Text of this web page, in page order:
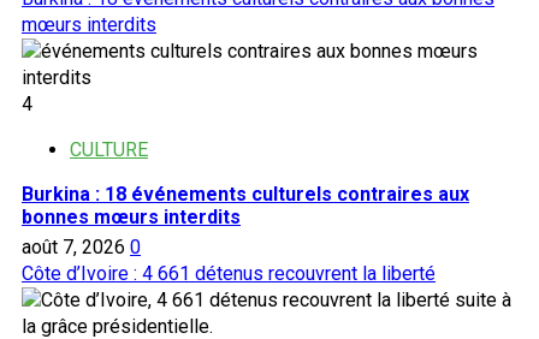
mœurs interdits
4
CULTURE
Burkina : 18 événements culturels contraires aux
bonnes mœurs interdits
août 7, 2026 0
Côte d’Ivoire : 4 661 détenus recouvrent la liberté